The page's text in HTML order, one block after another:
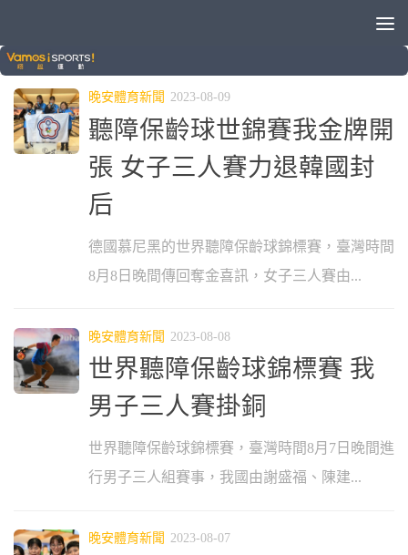
標籤：聽障
晚安體育新聞 2023-08-09
聽障保齡球世錦賽我金牌開
張 女子三人賽力退韓國封
后
德國慕尼黑的世界聽障保齡球錦標賽，臺灣時間
8月8日晚間傳回奪金喜訊，女子三人賽由...
晚安體育新聞 2023-08-08
世界聽障保齡球錦標賽 我
男子三人賽掛銅
世界聽障保齡球錦標賽，臺灣時間8月7日晚間進
行男子三人組賽事，我國由謝盛福、陳建...
晚安體育新聞 2023-08-07